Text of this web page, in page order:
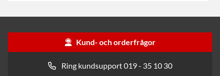
Kund- och orderfrågor
Ring kundsupport 019 - 35 10 30